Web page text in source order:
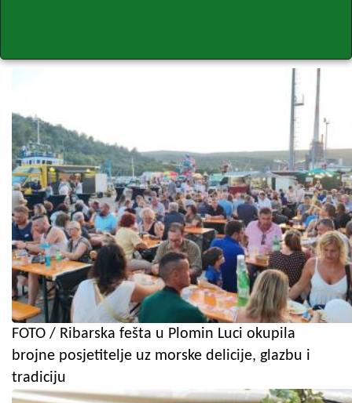
FOTO / Ribarska fešta u Plomin Luci okupila
brojne posjetitelje uz morske delicije, glazbu i
tradiciju